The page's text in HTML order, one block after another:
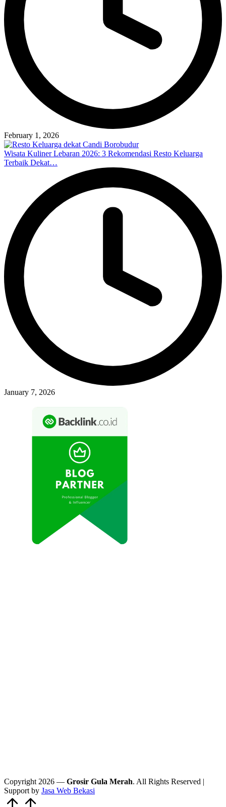
February 1, 2026
Wisata Kuliner Lebaran 2026: 3 Rekomendasi Resto Keluarga
Terbaik Dekat…
January 7, 2026
Copyright 2026 — Grosir Gula Merah. All Rights Reserved |
Support by Jasa Web Bekasi